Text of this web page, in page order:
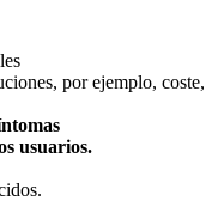
por ejemplo, coste,
usuarios.